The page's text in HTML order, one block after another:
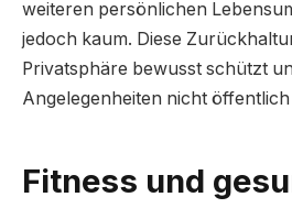
weiteren persönlichen
jedoch kaum. Diese
Privatsphäre bewusst schützt
Angelegenheiten nicht
Fitness und